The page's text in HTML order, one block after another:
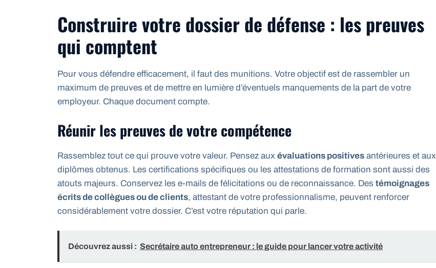
Construire votre dossier de défense : les preuves
qui comptent
Pour vous défendre efficacement, il faut des munitions. Votre objectif est de rassembler un
maximum de preuves et de mettre en lumière d’éventuels manquements de la part de votre
employeur. Chaque document compte.
Réunir les preuves de votre compétence
Rassemblez tout ce qui prouve votre valeur. Pensez aux évaluations positives antérieures et aux
diplômes obtenus. Les certifications spécifiques ou les attestations de formation sont aussi des
atouts majeurs. Conservez les e-mails de félicitations ou de reconnaissance. Des témoignages
écrits de collègues ou de clients, attestant de votre professionnalisme, peuvent renforcer
considérablement votre dossier. C’est votre réputation qui parle.
Découvrez aussi : Secrétaire auto entrepreneur : le guide pour lancer votre activité